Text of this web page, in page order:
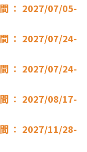
2027/07/05-
2027/07/24-
2027/07/24-
2027/08/17-
2027/11/28-